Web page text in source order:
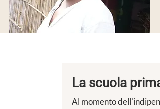
La scuola
Al momento